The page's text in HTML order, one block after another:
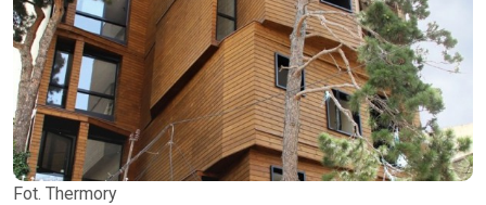
Fot. Thermory